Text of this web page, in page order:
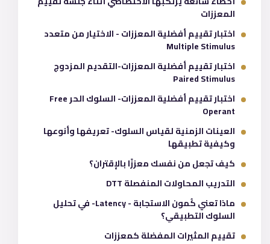
المعززات
اختبار تقييم أفضلية المعززات - الاختيار من متعدد
Multiple Stimulus
اختبار تقييم أفضلية المعززات-التقديم المزدوج
Paired Stimulus
اختبار تقييم أفضلية المعززات- السلوك الحر Free
Operant
العينات الزمنية لقياس السلوك- تعريفها وأنوعها
وكيفية تطبيقها
كيف تجعل من نفسك معززًا بالإقتران؟
التدريب المحاولات المنفصلة DTT
ماذا تعني كُمون الاستجابة - Latency- في تحليل
السلوك التطبيقي؟
تقييم المثيرات المفضلة كمعززات